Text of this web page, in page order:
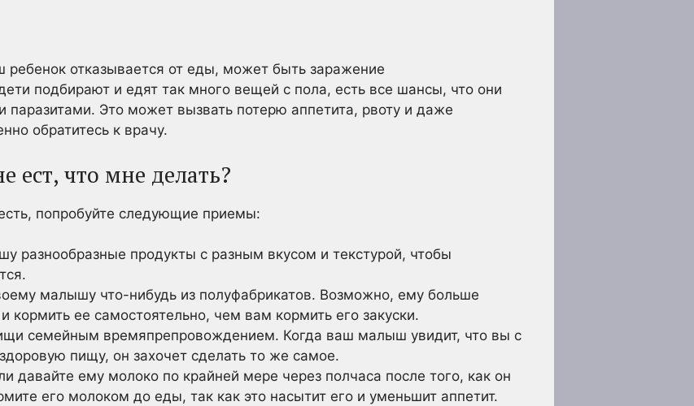
ребенок отказывается от еды, может быть заражение
подбирают и едят так много вещей с пола, есть все шансы, что они
Это может вызвать потерю аппетита, рвоту и даже
обратитесь к врачу.
ест, что мне делать?
попробуйте следующие приемы:
разнообразные продукты с разным вкусом и текстурой, чтобы
малышу что-нибудь из полуфабрикатов. Возможно, ему больше
кормить ее самостоятельно, чем вам кормить его закуски.
семейным времяпрепровождением. Когда ваш малыш увидит, что вы с
пищу, он захочет сделать то же самое.
давайте ему молоко по крайней мере через полчаса после того, как он
его молоком до еды, так как это насытит его и уменьшит аппетит.